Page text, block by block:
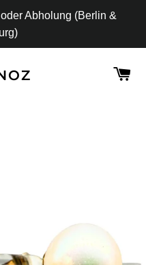
Abholung (Berlin &